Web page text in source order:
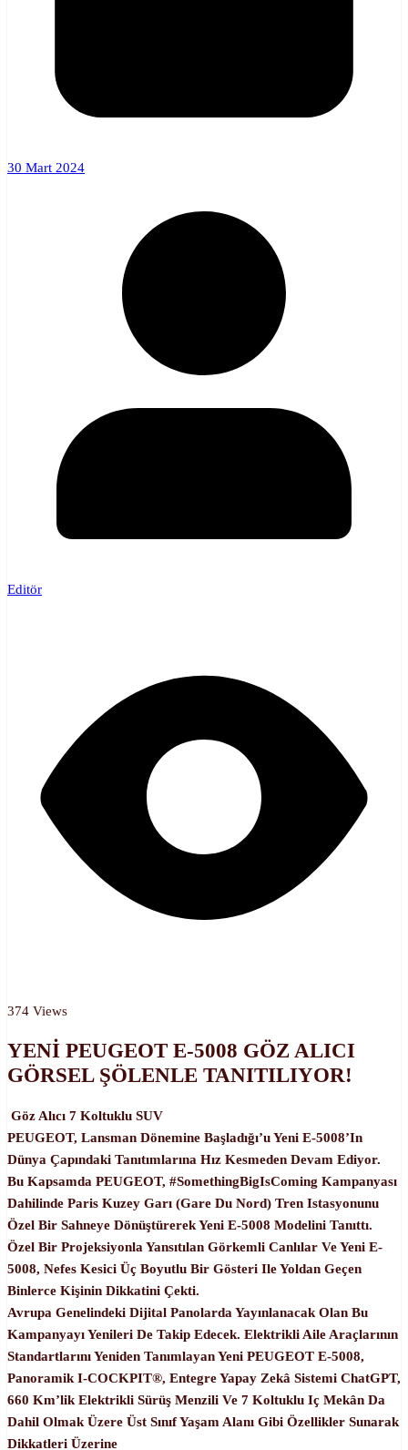
30 Mart 2024
Editör
374 Views
YENİ PEUGEOT E-5008 GÖZ ALICI
GÖRSEL ŞÖLENLE TANITILIYOR!
Göz Alıcı 7 Koltuklu SUV
PEUGEOT, Lansman Dönemine Başladığı’u Yeni E-5008’in
Dünya Çapındaki Tanıtımlarına Hız Kesmeden Devam Ediyor.
Bu Kapsamda PEUGEOT, #SomethingBigIsComing Kampanyası
Dahilinde Paris Kuzey Garı (Gare Du Nord) Tren Istasyonunu
Özel Bir Sahneye Dönüştürerek Yeni E-5008 Modelini Tanıttı.
Özel Bir Projeksiyonla Yansıtılan Görkemli Canlılar Ve Yeni E-
5008, Nefes Kesici Üç Boyutlu Bir Gösteri Ile Yoldan Geçen
Binlerce Kişinin Dikkatini Çekti.
Avrupa Genelindeki Dijital Panolarda Yayınlanacak Olan Bu
Kampanyayı Yenileri De Takip Edecek. Elektrikli Aile Araçlarının
Standartlarını Yeniden Tanımlayan Yeni PEUGEOT E-5008,
Panoramik I-COCKPIT®, Entegre Yapay Zekâ Sistemi ChatGPT,
660 Km’lik Elektrikli Sürüş Menzili Ve 7 Koltuklu Iç Mekân Da
Dahil Olmak Üzere Üst Sınıf Yaşam Alanı Gibi Özellikler Sunarak
Dikkatleri Üzerine